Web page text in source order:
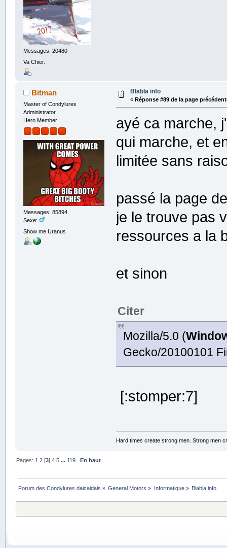
Messages: 20480
Va Chier.
Bitman
Master of Condylures
Administrator
Hero Member
Messages: 85894
Sexe:
Show me Uranus
Blabla info
« Réponse #89 de la page
ayé ca marche,
qui marche, et
limitée sans
passé la page
je le trouve pas
ressources a la
et sinon
Citer
Mozilla/5.0 (
Gecko/20100101
[:stomper:7]
Hard times create strong men. Strong men
Pages: 1 2 [3]4 5 ... 119 En haut
Forum des Condylures daicaidais » General Motors » Informatique» Blabla info